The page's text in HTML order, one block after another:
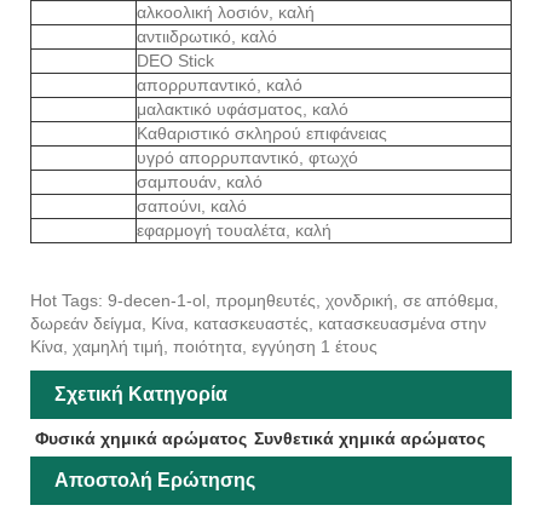
αλκοολική λοσιόν, καλή
αντιιδρωτικό, καλό
DEO Stick
απορρυπαντικό, καλό
μαλακτικό υφάσματος, καλό
Καθαριστικό σκληρού επιφάνειας
υγρό απορρυπαντικό, φτωχό
σαμπουάν, καλό
σαπούνι, καλό
εφαρμογή τουαλέτα, καλή
Hot Tags: 9-decen-1-ol, προμηθευτές, χονδρική, σε απόθεμα,
δωρεάν δείγμα, Κίνα, κατασκευαστές, κατασκευασμένα στην
Κίνα, χαμηλή τιμή, ποιότητα, εγγύηση 1 έτους
Σχετική Κατηγορία
Φυσικά χημικά αρώματος Συνθετικά χημικά αρώματος
Αποστολή Ερώτησης